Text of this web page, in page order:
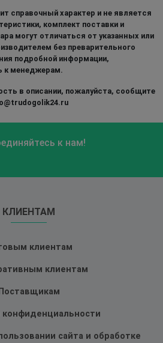
справочный характер и не является
комплект поставки и
могут отличаться от указанных или
без преварительного
подробной информации,
к менеджерам.
в описании, пожалуйста, сообщите
к нам!
КЛИЕНТАМ
клиентам
клиентам
Поставщикам
конфиденциальности
сайта и обработке